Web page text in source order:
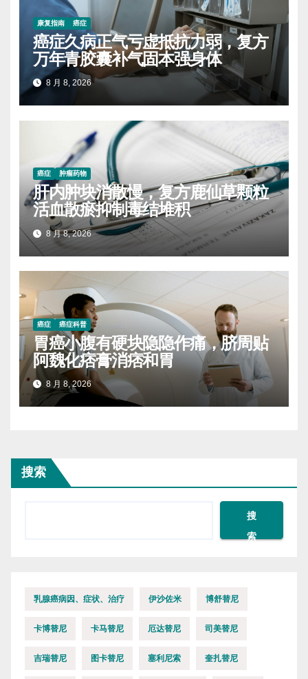
康复指南 癌症
癌症久病正气亏虚抵抗力弱，复方
万年青胶囊补气固本强身体
8 月 8, 2026
癌症 肿瘤药物
肝内肿块消散慢，复方鹿仙草颗粒
活血散瘀抑制毒结堆积
8 月 8, 2026
癌症 癌症科普
胃癌小腹有硬块隐隐作痛，脐周贴
阿魏化痞膏消痞和胃
8 月 8, 2026
搜索
搜
索
乳腺癌病因、症状、治疗 伊沙佐米 博舒替尼
卡博替尼 卡马替尼 厄达替尼 司美替尼
吉瑞替尼 图卡替尼 塞利尼索 奎扎替尼